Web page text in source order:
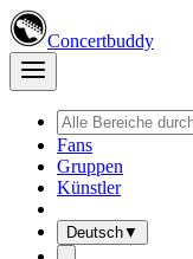
Concertbuddy
Fans
Gruppen
Künstler
Deutsch▼